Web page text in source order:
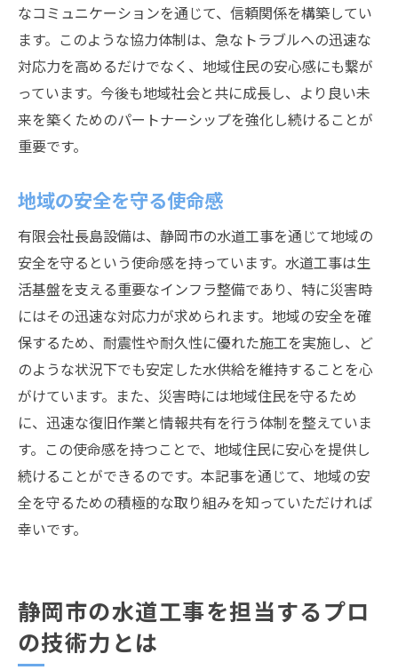
なコミュニケーションを通じて、信頼関係を構築してい
ます。このような協力体制は、急なトラブルへの迅速な
対応力を高めるだけでなく、地域住民の安心感にも繋が
っています。今後も地域社会と共に成長し、より良い未
来を築くためのパートナーシップを強化し続けることが
重要です。
地域の安全を守る使命感
有限会社長島設備は、静岡市の水道工事を通じて地域の
安全を守るという使命感を持っています。水道工事は生
活基盤を支える重要なインフラ整備であり、特に災害時
にはその迅速な対応力が求められます。地域の安全を確
保するため、耐震性や耐久性に優れた施工を実施し、ど
のような状況下でも安定した水供給を維持することを心
がけています。また、災害時には地域住民を守るため
に、迅速な復旧作業と情報共有を行う体制を整えていま
す。この使命感を持つことで、地域住民に安心を提供し
続けることができるのです。本記事を通じて、地域の安
全を守るための積極的な取り組みを知っていただければ
幸いです。
静岡市の水道工事を担当するプロ
の技術力とは